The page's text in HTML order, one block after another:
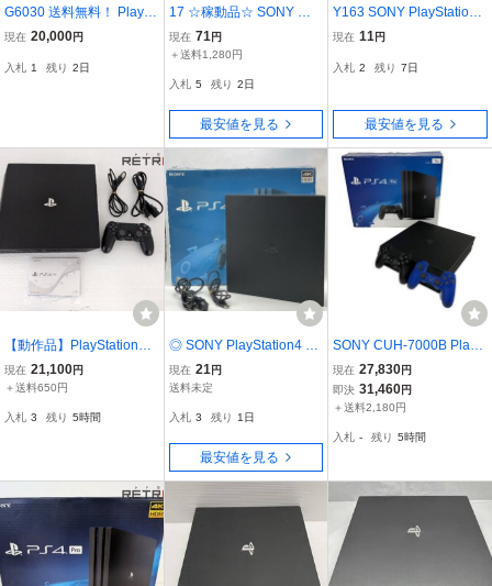
G6030 送料無料！ PlaySt
ation4 PRO CUH-7100B
欠品あり 商品説明欄必読
現在 20,000円
入札 1 残り 2日
17 ☆稼動品☆ SONY ソ
ニー PlayStation4 Pro PS
4 CUH-7200B プレイステ
き 初期化済み
現在 71 円
＋送料1,280円
入札 5 残り 2日
最安値を見る
Y163 SONY PlayStation4
Pro 1TB CUH-7200B ジ
現在 11円
入札 2 残り 7日
最安値を見る
【動作品】PlayStation4 P
ro CUH-7000BB01 ジェ
ット・ブラック 1TB PS4
現在 21,100円
＋送料650円
入札 3 残り 5時間
◎ SONY PlayStation4 Pr
o PS4 CUH-7100B ソニ
ー プレイステーション4
ゲーム 本体 通電確認済
現状/付属写真参照
現在 21円
送料未定
入札 3 残り 1日
最安値を見る
SONY CUH-7000B PlayS
tation4 Pro 1TB コントロ
ーラー2点セット 家電 中
古 B11517186
現在 27,830円
即決 31,460円
＋送料2,180円
入札 - 残り 5時間